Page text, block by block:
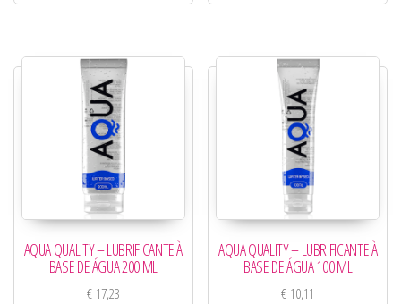
AQUA QUALITY – LUBRIFICANTE À
BASE DE ÁGUA 200 ML
€17,23
AQUA QUALITY – LUBRIFICANTE À
BASE DE ÁGUA 100 ML
€ 10,11